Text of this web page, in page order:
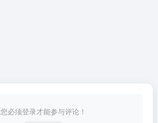
您必须登录才能参与评论！